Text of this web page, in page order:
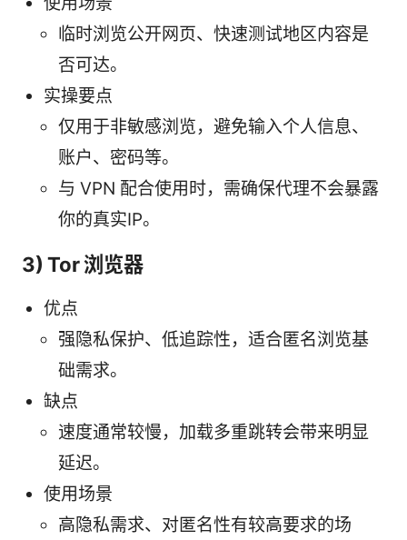
临时浏览公开网页、快速测试地区内容是
否可达。
实操要点
仅用于非敏感浏览，避免输入个人信息、
账户、密码等。
与 VPN 配合使用时，需确保代理不会暴露
你的真实IP。
3) Tor 浏览器
优点
强隐私保护、低追踪性，适合匿名浏览基
础需求。
缺点
速度通常较慢，加载多重跳转会带来明显
延迟。
使用场景
高隐私需求、对匿名性有较高要求的场